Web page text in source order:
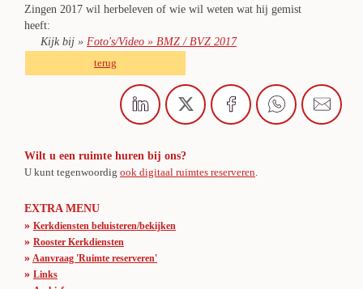
Zingen 2017 wil herbeleven of wie wil weten wat hij gemist
heeft:
Kijk bij » Foto's/Video » BMZ / BVZ 2017
terug
Wilt u een ruimte huren bij ons?
U kunt tegenwoordig ook digitaal ruimtes reserveren
EXTRA MENU
» Kerkdiensten beluisteren/bekijken
» Rooster Kerkdiensten
» Aanvraag 'Ruimte reserveren'
» Links